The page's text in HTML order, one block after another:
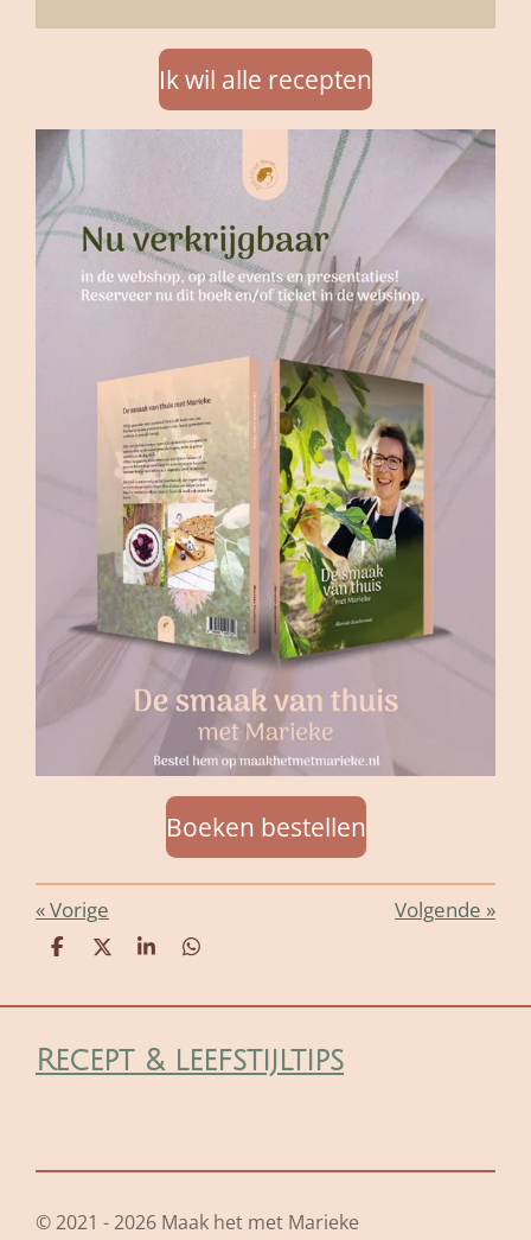
Ik wil alle recepten
Boeken bestellen
«Vorige Volgende »
D
e
D
l
S
r
D
e
Recept & leefstijltips
© 2021 - 2026 Maak het met Marieke